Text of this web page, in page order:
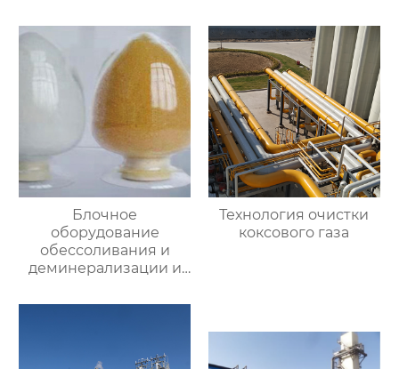
Блочное
оборудование
обессоливания и
деминерализации и
Технология очистки
коксового газа